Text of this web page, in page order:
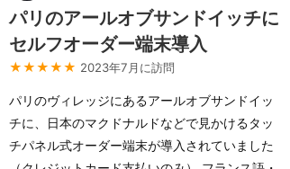
パリのアールオブサンドイッチに
セルフオーダー端末導入
★★★★★ 2023年7月に訪問
パリのヴィレッジにあるアールオブサンドイッ
チに、日本のマクドナルドなどで見かけるタッ
チパネル式オーダー端末が導入されていました